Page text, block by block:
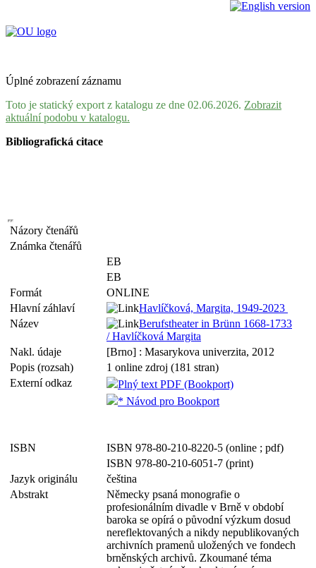
Úplné zobrazení záznamu
Toto je statický export z katalogu ze dne 02.06.2026. Zobrazit
aktuální podobu v katalogu.
Bibliografická citace
Názory čtenářů
Známka čtenářů
EB
EB
Formát
ONLINE
Hlavní záhlaví
Havlíčková, Margita, 1949-2023
Název
Berufstheater in Brünn 1668-1733
/ Havlíčková Margita
Nakl. údaje
[Brno] : Masarykova univerzita, 2012
Popis (rozsah)
1 online zdroj (181 stran)
Externí odkaz
Plný text PDF (Bookport)
* Návod pro Bookport
ISBN
ISBN 978-80-210-8220-5 (online ; pdf)
ISBN 978-80-210-6051-7 (print)
Jazyk originálu
čeština
Abstrakt
Německy psaná monografie o
profesionálním divadle v Brně v období
baroka se opírá o původní výzkum dosud
nereflektovaných a nikdy nepublikovaných
archivních pramenů uložených ve fondech
brněnských archivů. Zkoumané téma